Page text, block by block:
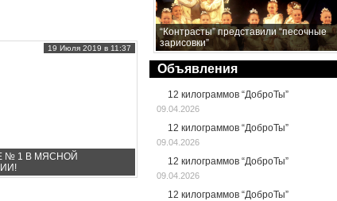
№ 1 В МЯСНОЙ
19 Июля 2019 в 11:37
“Контрасты” представили “песочные
зарисовки”
Объявления
12 килограммов “ДоброТы”
09.04.2026
12 килограммов “ДоброТы”
09.04.2026
12 килограммов “ДоброТы”
09.04.2026
12 килограммов “ДоброТы”